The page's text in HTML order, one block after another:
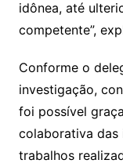
idônea, até
competente”,
Conforme o
investigação,
foi possível
colaborativa das
trabalhos